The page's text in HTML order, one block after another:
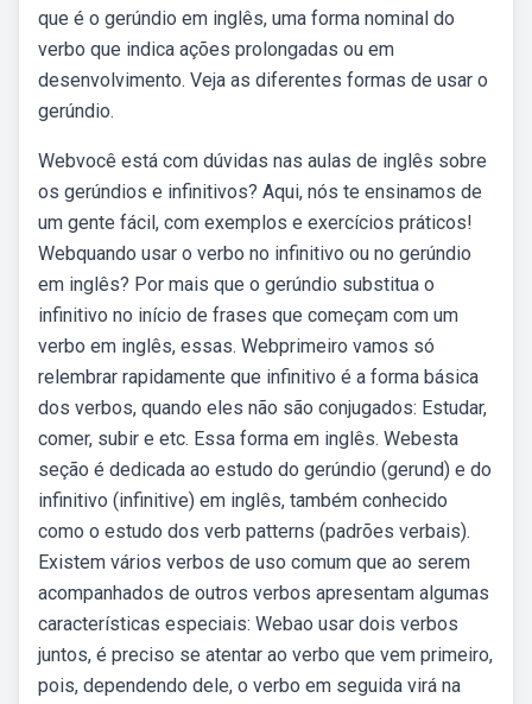
que é o gerúndio em inglês, uma forma nominal do
verbo que indica ações prolongadas ou em
desenvolvimento. Veja as diferentes formas de usar o
gerúndio.
Webvocê está com dúvidas nas aulas de inglês sobre
os gerúndios e infinitivos? Aqui, nós te ensinamos de
um gente fácil, com exemplos e exercícios práticos!
Webquando usar o verbo no infinitivo ou no gerúndio
em inglês? Por mais que o gerúndio substitua o
infinitivo no início de frases que começam com um
verbo em inglês, essas. Webprimeiro vamos só
relembrar rapidamente que infinitivo é a forma básica
dos verbos, quando eles não são conjugados: Estudar,
comer, subir e etc. Essa forma em inglês. Webesta
seção é dedicada ao estudo do gerúndio (gerund) e do
infinitivo (infinitive) em inglês, também conhecido
como o estudo dos verb patterns (padrões verbais).
Existem vários verbos de uso comum que ao serem
acompanhados de outros verbos apresentam algumas
características especiais: Webao usar dois verbos
juntos, é preciso se atentar ao verbo que vem primeiro,
pois, dependendo dele, o verbo em seguida virá na